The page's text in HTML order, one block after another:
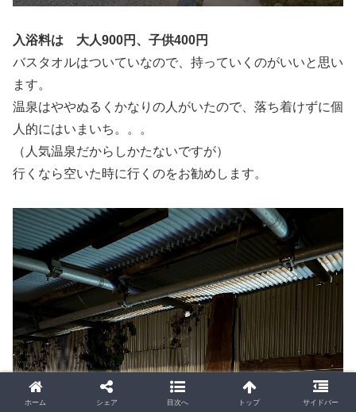
入浴料は 大人900円、子供400円
バスタオルはついていなので、持っていくのがいいと思い
ます。
温泉はややぬるくかなりの人がいたので、落ち着けずに個
人的にはいまいち。。。
（人気温泉だからしかたないですが）
行くなら空いた時に行くのをお勧めします。
ホーム シェア 目次へ トップ サイドバー